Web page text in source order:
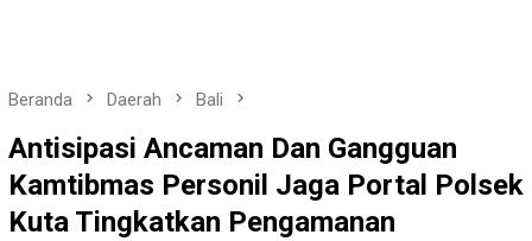
Beranda Daerah Bali
Antisipasi Ancaman Dan Gangguan
Kamtibmas Personil Jaga Portal Polsek
Kuta Tingkatkan Pengamanan